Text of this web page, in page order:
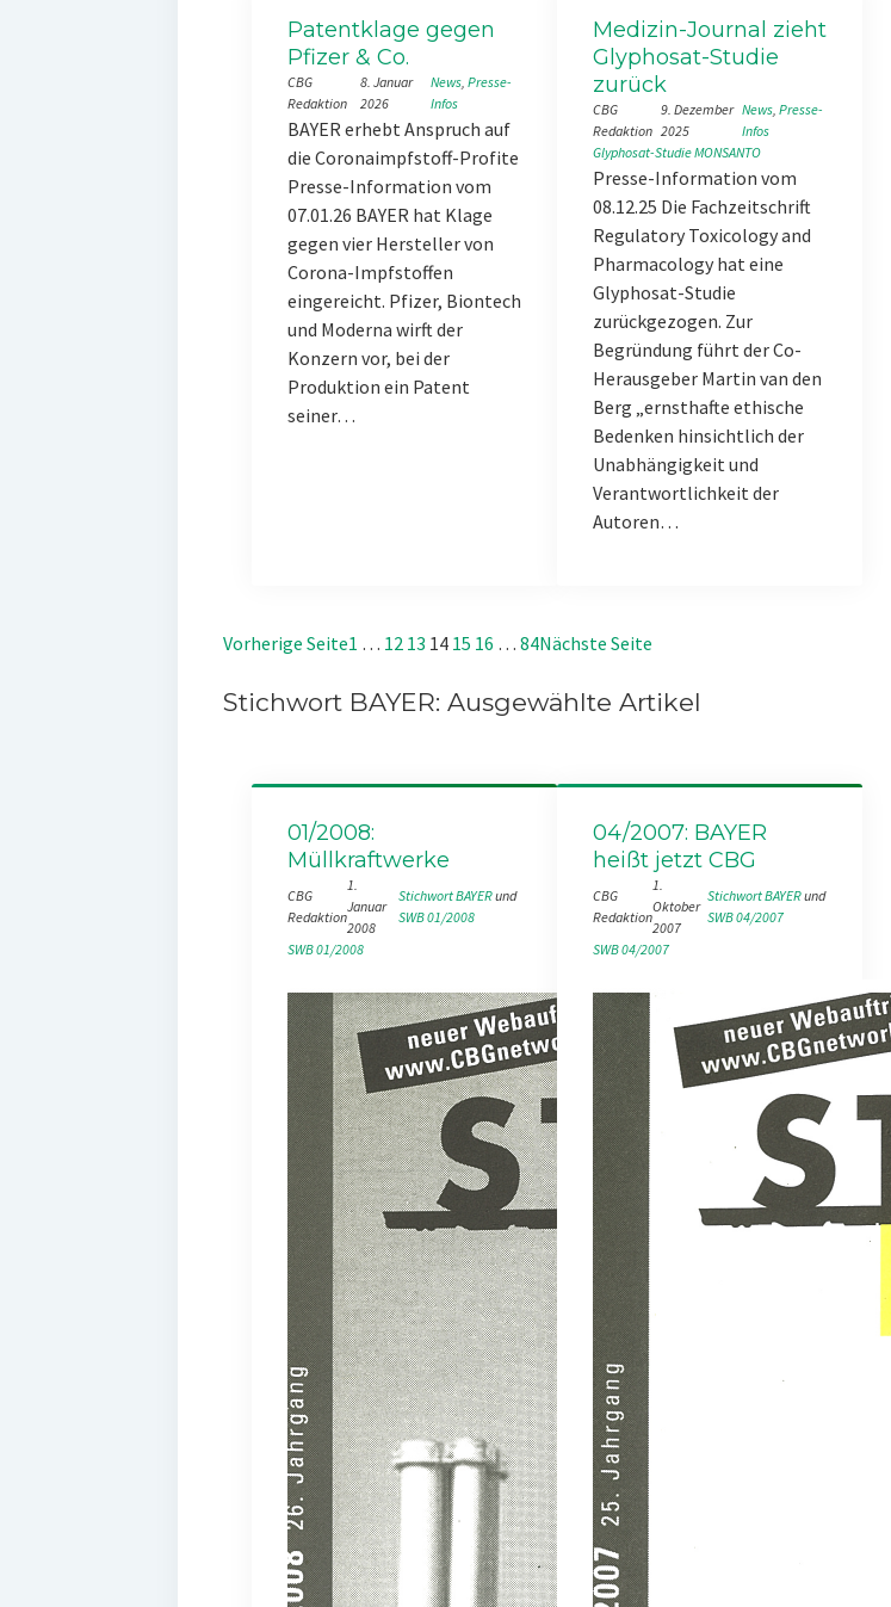
Patentklage gegen
Pfizer & Co.
CBG
Redaktion
8. Januar
2026
News, Presse-
Infos
BAYER erhebt Anspruch auf
die Coronaimpfstoff-Profite
Presse-Information vom
07.01.26 BAYER hat Klage
gegen vier Hersteller von
Corona-Impfstoffen
eingereicht. Pfizer, Biontech
und Moderna wirft der
Konzern vor, bei der
Produktion ein Patent
seiner…
Medizin-Journal zieht
Glyphosat-Studie
zurück
CBG
Redaktion
9. Dezember
2025
News, Presse-
Infos
Glyphosat-StudieMONSANTO
Presse-Information vom
08.12.25 Die Fachzeitschrift
Regulatory Toxicology and
Pharmacology hat eine
Glyphosat-Studie
zurückgezogen. Zur
Begründung führt der Co-
Herausgeber Martin van den
Berg „ernsthafte ethische
Bedenken hinsichtlich der
Unabhängigkeit und
Verantwortlichkeit der
Autoren…
Vorherige Seite1 … 12 13 14 15 16 … 84Nächste Seite
Stichwort BAYER: Ausgewählte Artikel
01/2008:
Müllkraftwerke
CBG
Redaktion
1.
Januar
2008
Stichwort BAYER
und
SWB 01/2008
SWB 01/2008
04/2007: BAYER
heißt jetzt CBG
CBG
Redaktion
1.
Oktober
2007
Stichwort BAYER
und
SWB 04/2007
SWB 04/2007